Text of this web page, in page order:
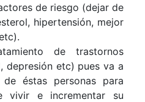
de riesgo (dejar de
hipertensión, mejor
de trastornos
depresión etc) pues va a
éstas personas para
vivir e incrementar su